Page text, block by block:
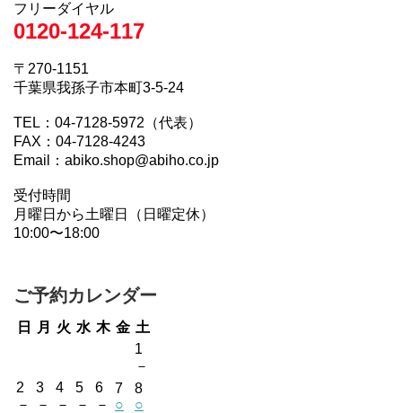
フリーダイヤル
0120-124-117
〒270-1151
千葉県我孫子市本町3-5-24
TEL：04-7128-5972（代表）
FAX：04-7128-4243
Email：abiko.shop@abiho.co.jp
受付時間
月曜日から土曜日（日曜定休）
10:00〜18:00
ご予約カレンダー
日 月 火 水 木 金 土
1
－
2
－
3
－
4
－
5
－
6
－
7
○
8
○